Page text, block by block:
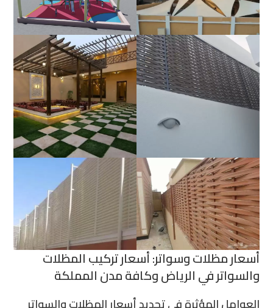
أسعار مظلات وسواتر: أسعار تركيب المظلات
والسواتر في الرياض وكافة مدن المملكة